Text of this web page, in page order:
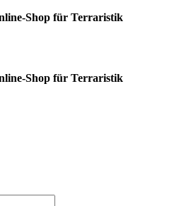
Shop für Terraristik
Shop für Terraristik